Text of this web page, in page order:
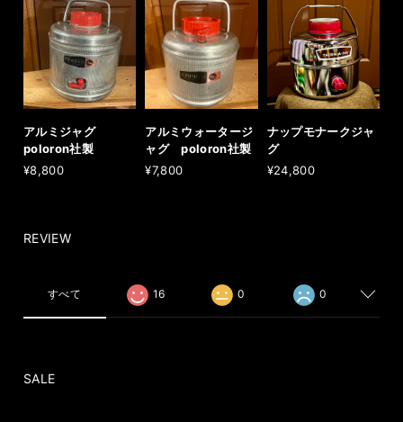
アルミジャグ
poloron社製
¥8,800
アルミウォータージ
ャグ poloron社製
¥7,800
ナップモナークジャ
グ
¥24,800
REVIEW
すべて 16 0 0
SALE